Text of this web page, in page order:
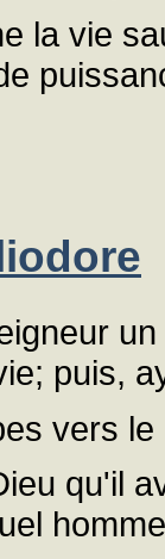
la vie
puis,
vers
qu'il